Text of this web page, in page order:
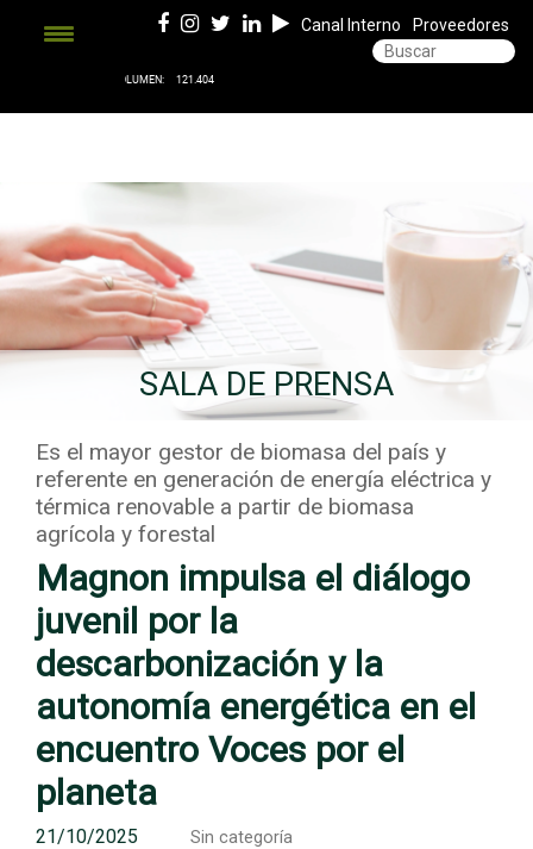
Canal Interno Proveedores
SALA DE PRENSA
Es el mayor gestor de biomasa del país y
referente en generación de energía eléctrica y
térmica renovable a partir de biomasa
agrícola y forestal
Magnon impulsa el diálogo
juvenil por la
descarbonización y la
autonomía energética en el
encuentro Voces por el
planeta
21/10/2025 Sin categoría